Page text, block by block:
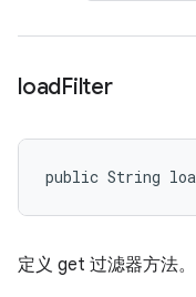
loadFilter
public String
定义 get 过滤器方法。